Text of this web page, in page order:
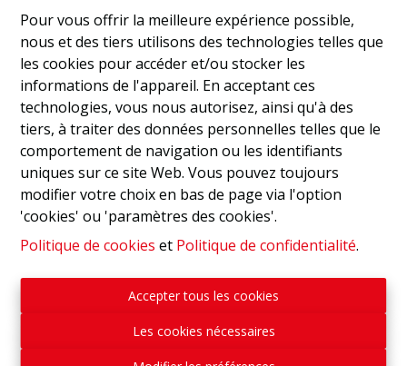
Pour vous offrir la meilleure expérience possible,
nous et des tiers utilisons des technologies telles que
les cookies pour accéder et/ou stocker les
informations de l'appareil. En acceptant ces
technologies, vous nous autorisez, ainsi qu'à des
tiers, à traiter des données personnelles telles que le
comportement de navigation ou les identifiants
uniques sur ce site Web. Vous pouvez toujours
modifier votre choix en bas de page via l'option
'cookies' ou 'paramètres des cookies'.
Politique de cookies et Politique de confidentialité.
Accepter tous les cookies
Les cookies nécessaires
48.997
Acheteurs potentiels